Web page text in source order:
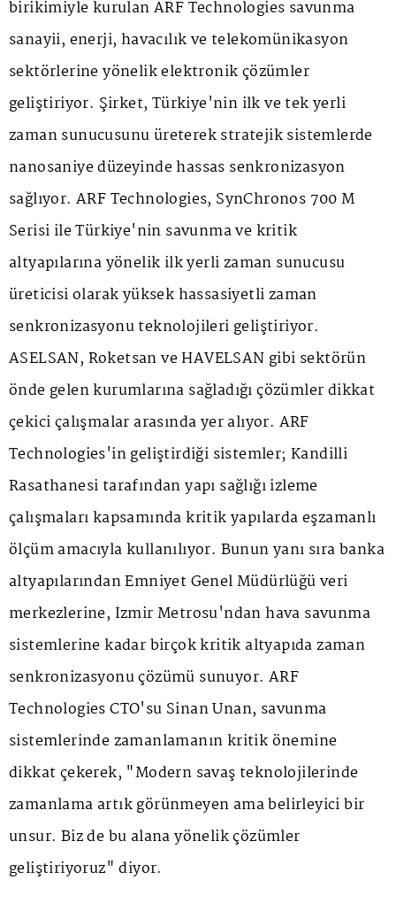
birikimiyle kurulan ARF Technologies savunma
sanayii, enerji, havacılık ve telekomünikasyon
sektörlerine yönelik elektronik çözümler
geliştiriyor. Şirket, Türkiye'nin ilk ve tek yerli
zaman sunucusunu üreterek stratejik sistemlerde
nanosaniye düzeyinde hassas senkronizasyon
sağlıyor. ARF Technologies, SynChronos 700 M
Serisi ile Türkiye'nin savunma ve kritik
altyapılarına yönelik ilk yerli zaman sunucusu
üreticisi olarak yüksek hassasiyetli zaman
senkronizasyonu teknolojileri geliştiriyor.
ASELSAN, Roketsan ve HAVELSAN gibi sektörün
önde gelen kurumlarına sağladığı çözümler dikkat
çekici çalışmalar arasında yer alıyor. ARF
Technologies'in geliştirdiği sistemler; Kandilli
Rasathanesi tarafından yapı sağlığı izleme
çalışmaları kapsamında kritik yapılarda eşzamanlı
ölçüm amacıyla kullanılıyor. Bunun yanı sıra banka
altyapılarından Emniyet Genel Müdürlüğü veri
merkezlerine, İzmir Metrosu'ndan hava savunma
sistemlerine kadar birçok kritik altyapıda zaman
senkronizasyonu çözümü sunuyor. ARF
Technologies CTO'su Sinan Unan, savunma
sistemlerinde zamanlamanın kritik önemine
dikkat çekerek, "Modern savaş teknolojilerinde
zamanlama artık görünmeyen ama belirleyici bir
unsur. Biz de bu alana yönelik çözümler
geliştiriyoruz" diyor.